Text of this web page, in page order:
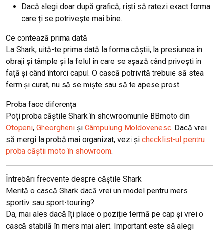
Dacă alegi doar după grafică, riști să ratezi exact forma
care ți se potrivește mai bine.
Ce contează prima dată
La Shark, uită-te prima dată la forma căștii, la presiunea în
obraji și tâmple și la felul în care se așază când privești în
față și când întorci capul. O cască potrivită trebuie să stea
ferm și curat, nu să se miște sau să te apese prost.
Proba face diferența
Poți proba căștile Shark în showroomurile BBmoto din
Otopeni, Gheorgheni și Câmpulung Moldovenesc. Dacă vrei
să mergi la probă mai organizat, vezi și checklist-ul pentru
proba căștii moto în showroom.
Întrebări frecvente despre căștile Shark
Merită o cască Shark dacă vrei un model pentru mers
sportiv sau sport-touring?
Da, mai ales dacă îți place o poziție fermă pe cap și vrei o
cască stabilă în mers mai alert. Important este să alegi